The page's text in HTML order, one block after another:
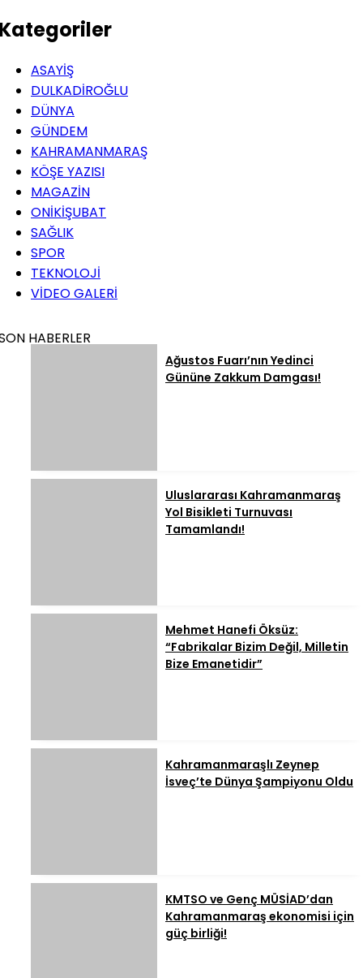
ASAYİŞ
DULKADİROĞLU
DÜNYA
GÜNDEM
KAHRAMANMARAŞ
KÖŞE YAZISI
MAGAZİN
ONİKİŞUBAT
SAĞLIK
SPOR
TEKNOLOJİ
VİDEO GALERİ
HABERLER
Ağustos Fuarı’nın Yedinci
Gününe Zakkum Damgası!
Uluslararası Kahramanmaraş
Yol Bisikleti Turnuvası
Tamamlandı!
Mehmet Hanefi Öksüz:
“Fabrikalar Bizim Değil, Milletin
Bize Emanetidir”
Kahramanmaraşlı Zeynep
İsveç’te Dünya Şampiyonu Oldu
KMTSO ve Genç MÜSİAD’dan
Kahramanmaraş ekonomisi için
güç birliği!